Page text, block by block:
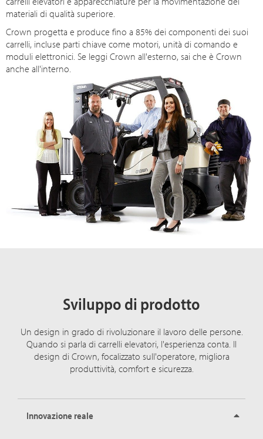
materiali di qualità superiore.
Crown progetta e produce fino a 85% dei componenti dei suoi
carrelli, incluse parti chiave come motori, unità di comando e
moduli elettronici. Se leggi Crown all'esterno, sai che è Crown
anche all'interno.
Sviluppo di prodotto
Un design in grado di rivoluzionare il lavoro delle persone.
Quando si parla di carrelli elevatori, l'esperienza conta. Il
design di Crown, focalizzato sull'operatore, migliora
produttività, comfort e sicurezza.
Innovazione reale